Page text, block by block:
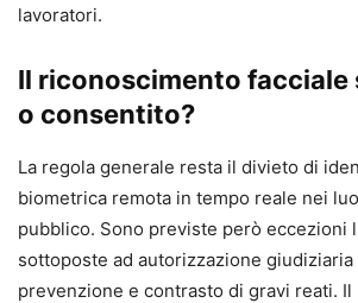
lavoratori.
Il riconoscimento facciale
o consentito?
La regola generale resta il divieto di
biometrica remota in tempo reale nei
pubblico. Sono previste però eccezioni
sottoposte ad autorizzazione
prevenzione e contrasto di gravi reati.